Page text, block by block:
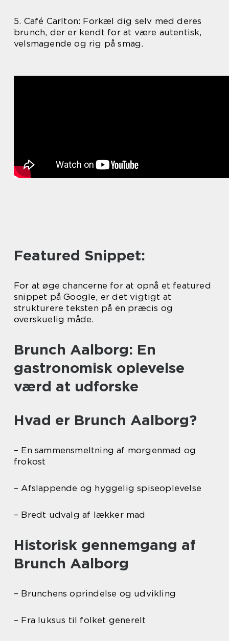
5. Café Carlton: Forkæl dig selv med deres
brunch, der er kendt for at være autentisk,
velsmagende og rig på smag.
Featured Snippet:
For at øge chancerne for at opnå et featured
snippet på Google, er det vigtigt at
strukturere teksten på en præcis og
overskuelig måde.
Brunch Aalborg: En
gastronomisk oplevelse
værd at udforske
Hvad er Brunch Aalborg?
– En sammensmeltning af morgenmad og
frokost
– Afslappende og hyggelig spiseoplevelse
– Bredt udvalg af lækker mad
Historisk gennemgang af
Brunch Aalborg
– Brunchens oprindelse og udvikling
– Fra luksus til folket generelt